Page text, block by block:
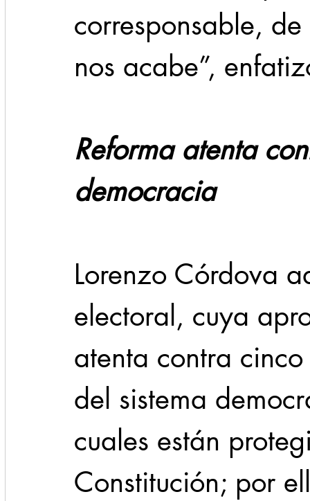
corresponsable,
nos acabe”,
Reforma atenta
democracia
Lorenzo Córdova
electoral, cuya
atenta contra
del sistema
cuales están
Constitución; por